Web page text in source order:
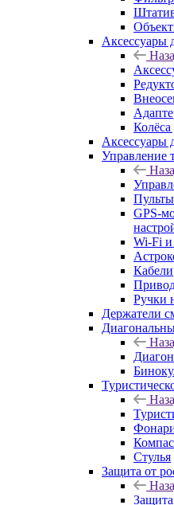
Аксессуары
Колёса
Аксессуары
Управление
GPS-
Wi-Fi и
Кабели
Ручки
Держатели
Стулья
Защита от